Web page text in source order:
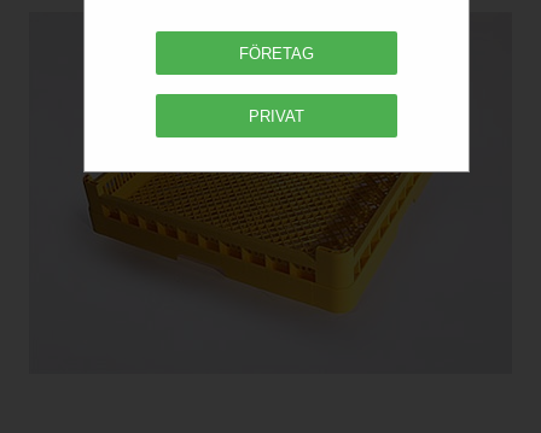
FÖRETAG
PRIVAT